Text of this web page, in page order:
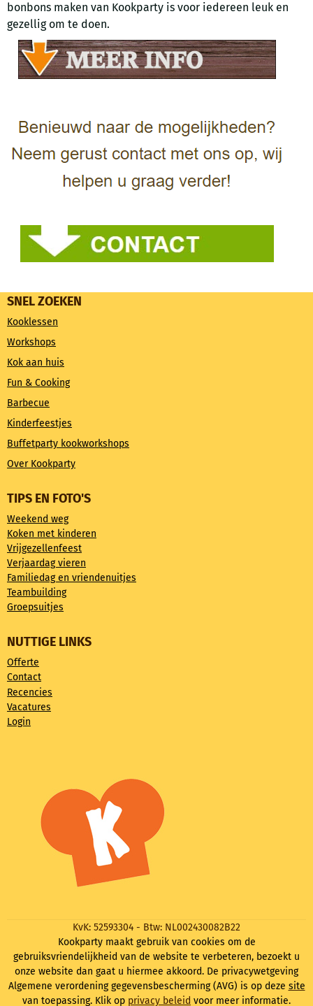
bonbons maken van Kookparty is voor iedereen leuk en
gezellig om te doen.
SNEL ZOEKEN
Kooklessen
Workshops
Kok aan huis
Fun & Cooking
Barbecue
Kinderfeestjes
Buffetparty kookworkshops
Over Kookparty
TIPS EN FOTO'S
Weekend weg
Koken met kinderen
Vrijgezellenfeest
Verjaardag vieren
Familiedag en vriendenuitjes
Teambuilding
Groepsuitjes
NUTTIGE LINKS
Offerte
Contact
Recencies
Vacatures
Login
KvK: 52593304 - Btw: NL002430082B22
Kookparty maakt gebruik van cookies om de
gebruiksvriendelijkheid van de website te verbeteren, bezoekt u
onze website dan gaat u hiermee akkoord. De privacywetgeving
Algemene verordening gegevensbescherming (AVG) is op deze site
van toepassing. Klik op privacy beleid voor meer informatie.